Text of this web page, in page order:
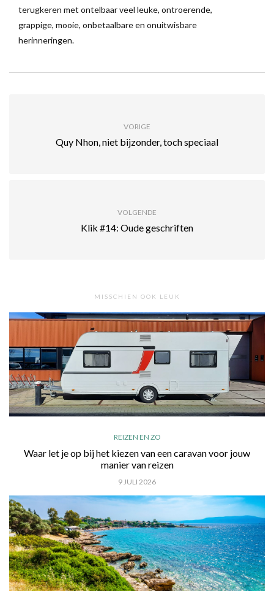
terugkeren met ontelbaar veel leuke, ontroerende,
grappige, mooie, onbetaalbare en onuitwisbare
herinneringen.
VORIGE
Quy Nhon, niet bijzonder, toch speciaal
VOLGENDE
Klik #14: Oude geschriften
MISSCHIEN OOK LEUK
REIZEN EN ZO
Waar let je op bij het kiezen van een caravan voor jouw
manier van reizen
9 JULI 2026